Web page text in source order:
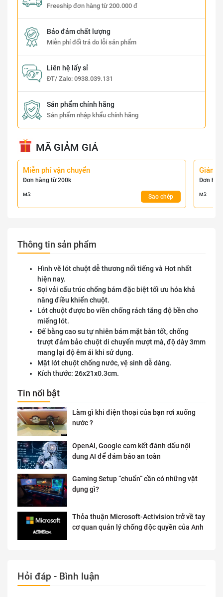
Freeship đơn hàng từ 200.000 đ
Bảo đảm chất lượng
Miễn phí đổi trả do lỗi sản phẩm
Liên hệ lấy sỉ
ĐT/ Zalo: 0938.039.131
Sản phẩm chính hãng
Sản phẩm nhập khẩu chính hãng
MÃ GIẢM GIÁ
Miễn phí vận chuyển
Đơn hàng từ 200k
Mã: Sao chép
Giảm
Đơn
Mã:
Thông tin sản phẩm
Hình vẽ lót chuột dễ thương nổi tiếng và Hot nhất
hiện nay.
Sợi vải cấu trúc chống bám đặc biệt tối ưu hóa khả
năng điều khiển chuột.
Lót chuột được bo viền chống rách tăng độ bền cho
miếng lót.
Đế bằng cao su tự nhiên bám mặt bàn tốt, chống
trượt đảm bảo chuột di chuyển mượt mà, độ dày 3mm
mang lại độ êm ái khi sử dụng.
Mặt lót chuột chống nước, vệ sinh dễ dàng.
Kích thước: 26x21x0.3cm.
Tin nổi bật
Làm gì khi điện thoại của bạn rơi xuống
nước ?
OpenAI, Google cam kết đánh dấu nội
dung AI để đảm bảo an toàn
Gaming Setup “chuẩn” cần có những vật
dụng gì?
Thỏa thuận Microsoft-Activision trở về tay
cơ quan quản lý chống độc quyền của Anh
Hỏi đáp - Bình luận